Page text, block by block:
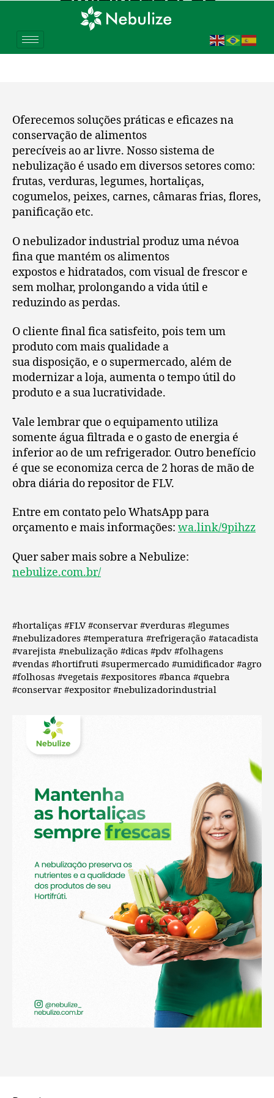
Verduras para Vascas
em Indaiatuba – SP
Oferecemos soluções práticas e eficazes na
conservação de alimentos
perecíveis ao ar livre. Nosso sistema de
nebulização é usado em diversos setores como:
frutas, verduras, legumes, hortaliças,
cogumelos, peixes, carnes, câmaras frias, flores,
panificação etc.
O nebulizador industrial produz uma névoa
fina que mantém os alimentos
expostos e hidratados, com visual de frescor e
sem molhar, prolongando a vida útil e
reduzindo as perdas.
O cliente final fica satisfeito, pois tem um
produto com mais qualidade a
sua disposição, e o supermercado, além de
modernizar a loja, aumenta o tempo útil do
produto e a sua lucratividade.
Vale lembrar que o equipamento utiliza
somente água filtrada e o gasto de energia é
inferior ao de um refrigerador. Outro benefício
é que se economiza cerca de 2 horas de mão de
obra diária do repositor de FLV.
Entre em contato pelo WhatsApp para
orçamento e mais informações: wa.link/9pihzz
Quer saber mais sobre a Nebulize:
nebulize.com.br/
#hortaliças #FLV #conservar #verduras #legumes
#nebulizadores #temperatura #refrigeração #atacadista
#varejista #nebulização #dicas #pdv #folhagens
#vendas #hortifruti #supermercado #umidificador #agro
#folhosas #vegetais #expositores #banca #quebra
#conservar #expositor #nebulizadorindustrial